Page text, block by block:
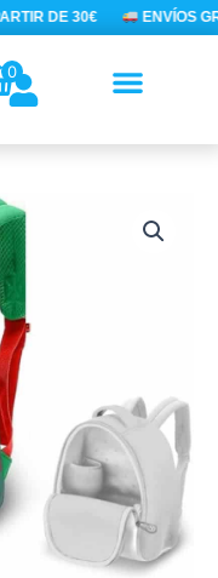
DE 30€ ENVÍOS
0